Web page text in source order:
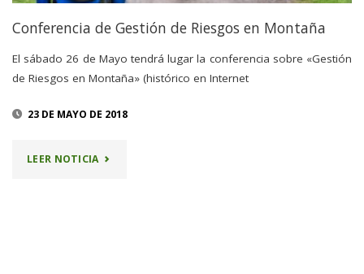
Conferencia de Gestión de Riesgos en Montaña
El sábado 26 de Mayo tendrá lugar la conferencia sobre «Gestión
de Riesgos en Montaña» (histórico en Internet
23 DE MAYO DE 2018
LEER NOTICIA"CONFERENCIA